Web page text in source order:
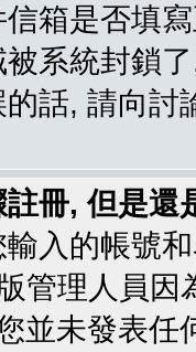
箱是否填
系統封鎖
話, 請向
冊, 但是還
入的帳號
管理人員
並未發表